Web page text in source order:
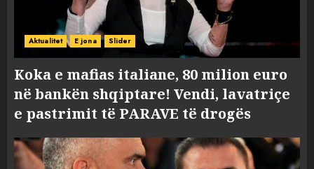
Aktualitet E jona Slider
Koka e mafias italiane, 80 milion euro
në bankën shqiptare! Vendi, lavatriçe
e pastrimit të PARAVE të drogës